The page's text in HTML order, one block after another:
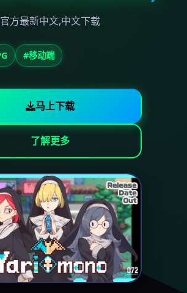
官方最新中文,中文下载
#移动端
马上下载
了解更多